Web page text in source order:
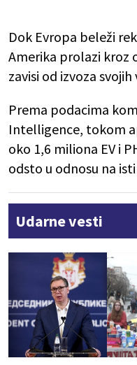
Dok Evropa beleži
Amerika prolazi kroz
zavisi od izvoza svojih
Prema podacima
Intelligence, tokom
oko 1,6 miliona EV i
odsto u odnosu na
Udarne vesti